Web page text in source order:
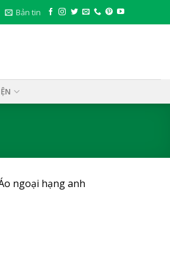
Bản tin
ngoại hạng anh